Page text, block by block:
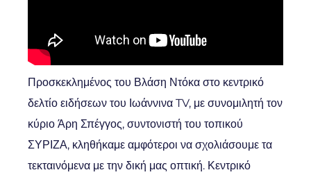
Προσκεκλημένος του Βλάση Ντόκα στο κεντρικό
δελτίο ειδήσεων του Ιωάννινα TV, με συνομιλητή τον
κύριο Άρη Σπέγγος, συντονιστή του τοπικού
ΣΥΡΙΖΑ, κληθήκαμε αμφότεροι να σχολιάσουμε τα
τεκταινόμενα με την δική μας οπτική. Κεντρικό